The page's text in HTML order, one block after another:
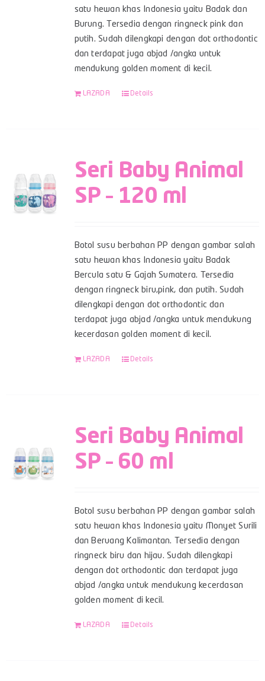
satu hewan khas Indonesia yaitu Badak dan
Burung. Tersedia dengan ringneck pink dan
putih. Sudah dilengkapi dengan dot orthodontic
dan terdapat juga abjad /angka untuk
mendukung golden moment di kecil.
LAZADA Details
Seri Baby Animal
SP – 120 ml
Botol susu berbahan PP dengan gambar salah
satu hewan khas Indonesia yaitu Badak
Bercula satu & Gajah Sumatera. Tersedia
dengan ringneck biru,pink, dan putih. Sudah
dilengkapi dengan dot orthodontic dan
terdapat juga abjad /angka untuk mendukung
kecerdasan golden moment di kecil.
LAZADA Details
Seri Baby Animal
SP – 60 ml
Botol susu berbahan PP dengan gambar salah
satu hewan khas Indonesia yaitu Monyet Surili
dan Beruang Kalimantan. Tersedia dengan
ringneck biru dan hijau. Sudah dilengkapi
dengan dot orthodontic dan terdapat juga
abjad /angka untuk mendukung kecerdasan
golden moment di kecil.
LAZADA Details